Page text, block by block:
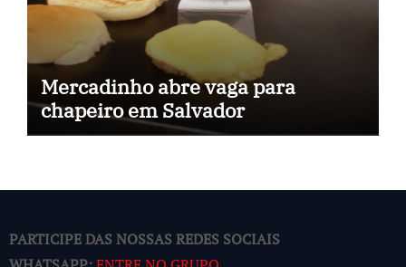
Mercadinho abre vaga para
chapeiro em Salvador
PARTICIPE DAS NOSSAS REDES SOCIAIS